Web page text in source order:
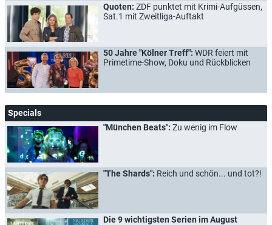
Quoten: ZDF punktet mit Krimi-Aufgüssen,
Sat.1 mit Zweitliga-Auftakt
50 Jahre "Kölner Treff": WDR feiert mit
Primetime-Show, Doku und Rückblicken
Specials
"München Beats": Zu wenig im Flow
"The Shards": Reich und schön... und tot?!
Die 9 wichtigsten Serien im August